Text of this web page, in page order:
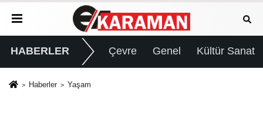
HABERLER Çevre Genel Kültür Sanat
Haberler Yaşam